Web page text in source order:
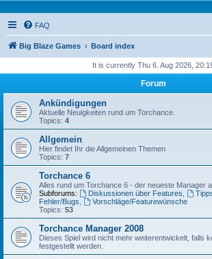
FAQ
Big Blaze Games Board index
It is currently Thu 6. Aug 2026,
Forum
Ankündigungen
Aktuelle Neuigkeiten rund um Torchance.
Topics: 4
Allgemein
Hier findet Ihr die Allgemeinen Themen
Topics: 7
Torchance 6
Alles rund um Torchance 6 - der neueste Manager
Subforums:
Diskussionen über Features
Fehler/Bugs
Vorschläge/Featurewünsche
Topics: 53
Torchance Manager 2008
Dieses Spiel wird nicht mehr weiterentwickelt, falls
festgestellt werden.